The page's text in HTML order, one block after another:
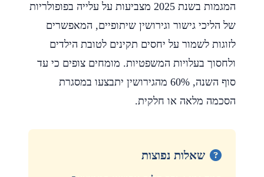
המגמות בשנת 2025 מצביעות על עלייה בפופולריות
של הליכי גישור וגירושין שיתופיים, המאפשרים
לזוגות לשמור על יחסים תקינים לטובת הילדים
ולחסוך בעלויות המשפטיות. מומחים צופים כי עד
סוף השנה, 60% מהגירושין יתבצעו במסגרת
הסכמה מלאה או חלקית.
שאלות נפוצות